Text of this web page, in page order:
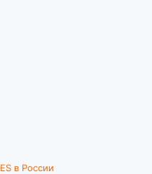
в России